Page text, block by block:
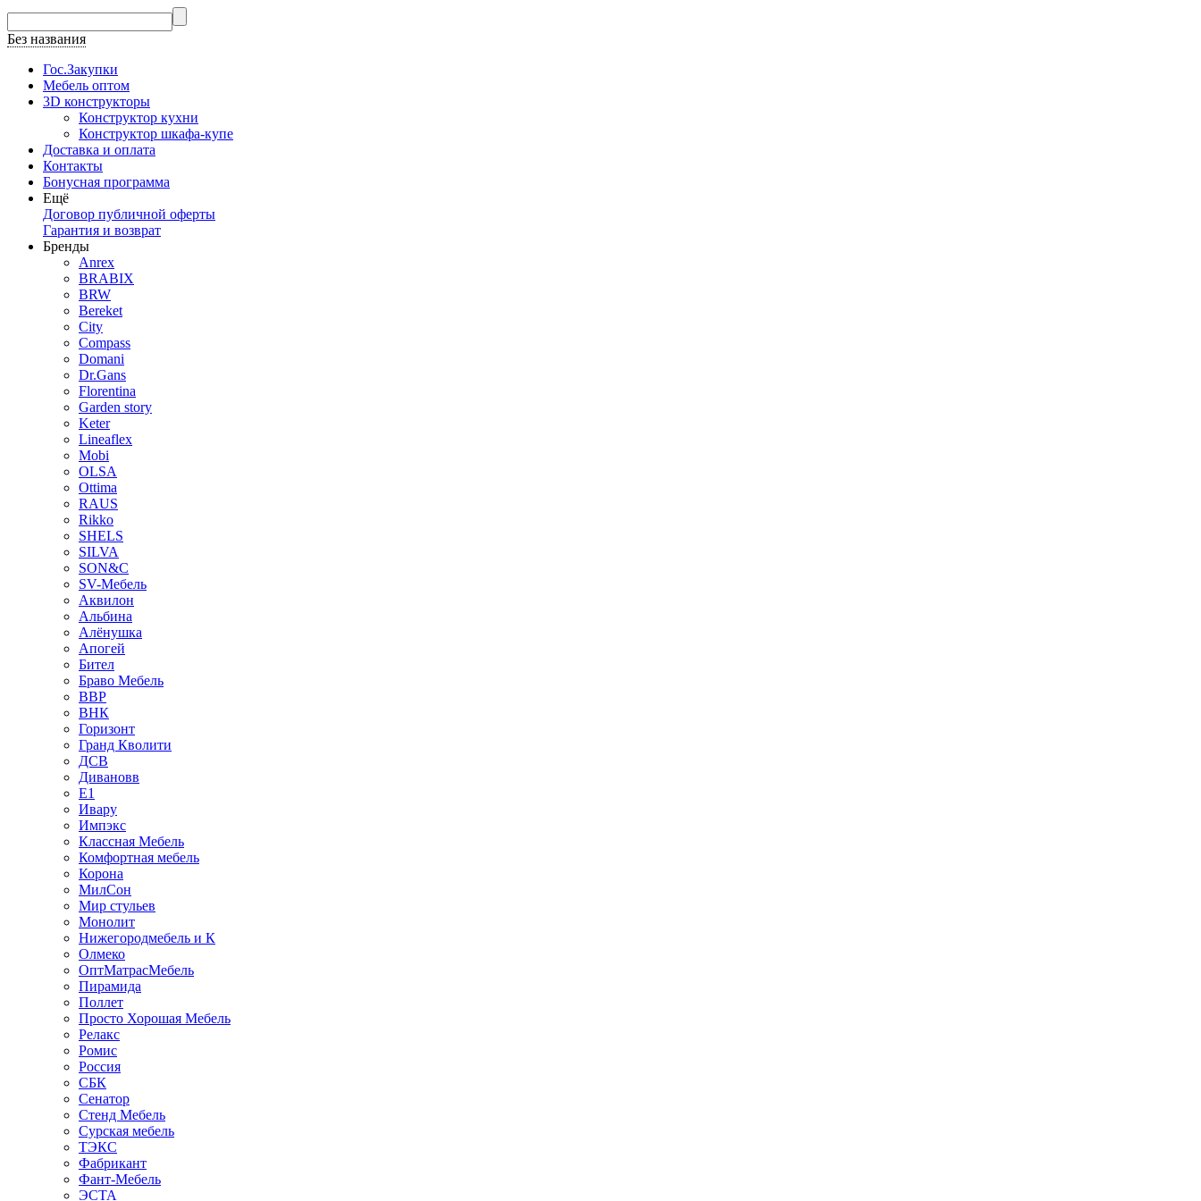
Без названия
Гос.Закупки
Мебель оптом
3D конструкторы
Конструктор кухни
Конструктор шкафа-купе
Доставка и оплата
Контакты
Бонусная программа
Ещё
Договор публичной оферты
Гарантия и возврат
Бренды
Anrex
BRABIX
BRW
Bereket
City
Compass
Domani
Dr.Gans
Florentina
Garden story
Keter
Lineaflex
Mobi
OLSA
Ottima
RAUS
Rikko
SHELS
SILVA
SON&C
SV-Мебель
Аквилон
Альбина
Алёнушка
Апогей
Бител
Браво Мебель
ВВР
ВНК
Горизонт
Гранд Кволити
ДСВ
Дивановв
Е1
Ивару
Импэкс
Классная Мебель
Комфортная мебель
Корона
МилСон
Мир стульев
Монолит
Нижегородмебель и К
Олмеко
ОптМатрасМебель
Пирамида
Поллет
Просто Хорошая Мебель
Релакс
Ромис
Россия
СБК
Сенатор
Стенд Мебель
Сурская мебель
ТЭКС
Фабрикант
Фант-Мебель
ЭСТА